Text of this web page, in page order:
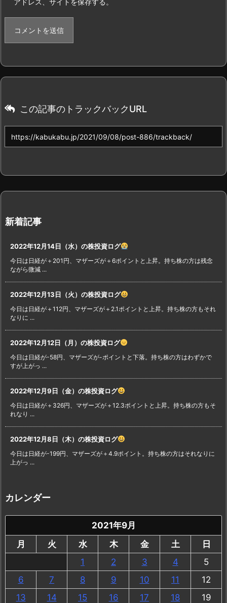
この記事のトラックバックURL
新着記事
2022年12月14日（水）の株投資ログ
今日は日経が＋201円、マザーズが＋6ポイントと上昇。持ち株の方は残念
ながら微減 ...
2022年12月13日（火）の株投資ログ
今日は日経が＋112円、マザーズが＋2.1ポイントと上昇。持ち株の方もそれ
なりに ...
2022年12月12日（月）の株投資ログ
今日は日経が-58円、マザーズが-ポイントと下落。持ち株の方はわずかで
すが上がっ ...
2022年12月9日（金）の株投資ログ
今日は日経が＋326円、マザーズが＋12.3ポイントと上昇。持ち株の方もそ
れなり ...
2022年12月8日（木）の株投資ログ
今日は日経が-199円、マザーズが＋4.9ポイント。持ち株の方はそれなりに
上がっ ...
カレンダー
2021年9月
月
火 水 木 金 土
日
1
2 3 4
5
6
7 8 9 10 11
12
13
14 15 16 17 18
19